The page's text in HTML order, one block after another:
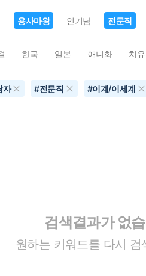
용사마왕 인기남 전문직
한국 일본 애니화 치유
자 #전문직 #이계/이세계
검색결과가 없
원하는 키워드를 다시 검